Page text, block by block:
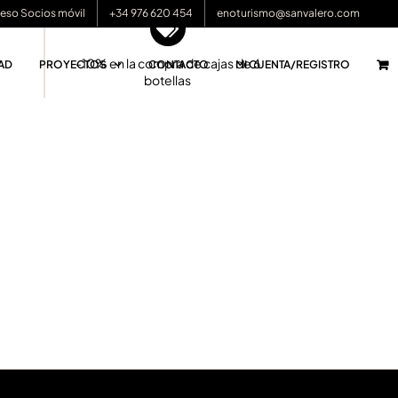
Socios móvil +34 976 620 454 enoturismo@sanvalero.com
PROYECTOS CONTACTO MI CUENTA/REGISTRO
-10% en la compra de cajas de 6
botellas